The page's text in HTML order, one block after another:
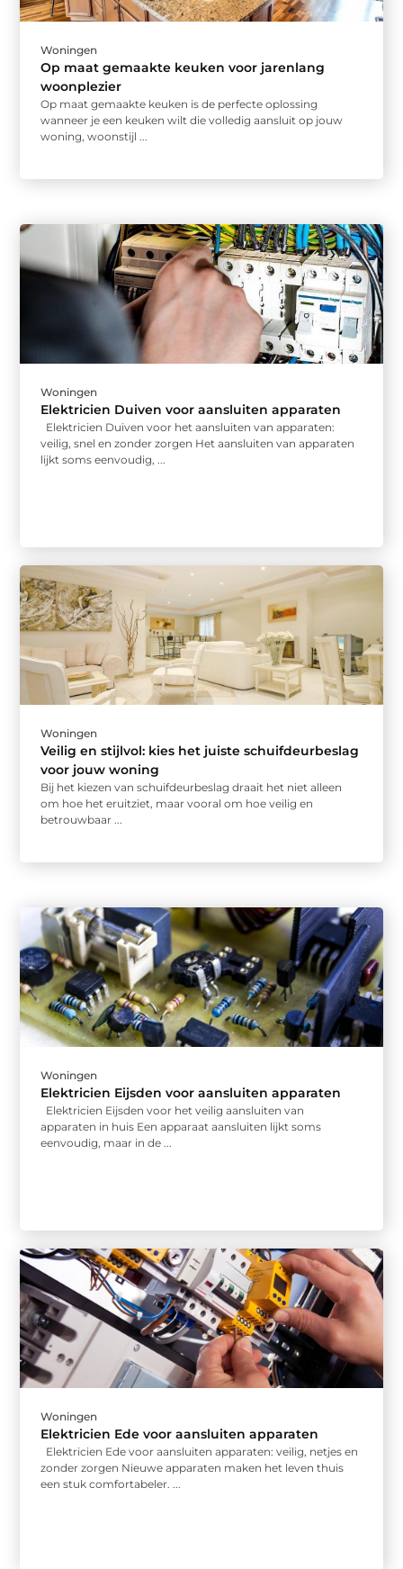
Woningen
Op maat gemaakte keuken voor jarenlang
woonplezier
Op maat gemaakte keuken is de perfecte oplossing
wanneer je een keuken wilt die volledig aansluit op jouw
woning, woonstijl ...
Woningen
Elektricien Duiven voor aansluiten apparaten
Elektricien Duiven voor het aansluiten van apparaten:
veilig, snel en zonder zorgen Het aansluiten van apparaten
lijkt soms eenvoudig, ...
Woningen
Veilig en stijlvol: kies het juiste schuifdeurbeslag
voor jouw woning
Bij het kiezen van schuifdeurbeslag draait het niet alleen
om hoe het eruitziet, maar vooral om hoe veilig en
betrouwbaar ...
Woningen
Elektricien Eijsden voor aansluiten apparaten
Elektricien Eijsden voor het veilig aansluiten van
apparaten in huis Een apparaat aansluiten lijkt soms
eenvoudig, maar in de ...
Woningen
Elektricien Ede voor aansluiten apparaten
Elektricien Ede voor aansluiten apparaten: veilig, netjes en
zonder zorgen Nieuwe apparaten maken het leven thuis
een stuk comfortabeler. ...